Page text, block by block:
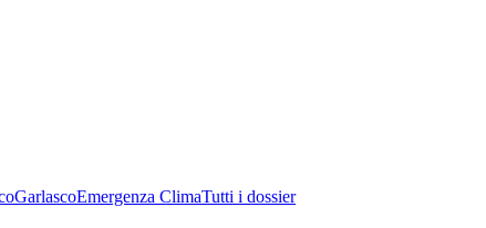
GarlascoEmergenza ClimaTutti i dossier